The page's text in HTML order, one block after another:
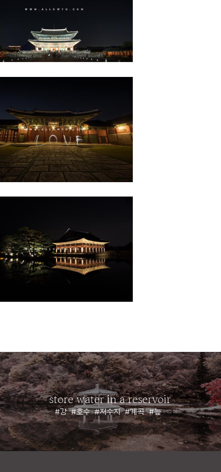
store water in a reservoir
#강 #호수 #저수지 #계곡 #늪